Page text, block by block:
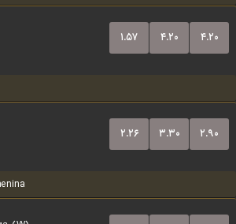
۱.۵۷ ۴.۲۰ ۴.۲۰
۲.۲۶ ۳.۳۰ ۲.۹۰